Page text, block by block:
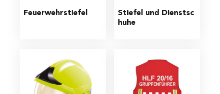
Feuerwehrstiefel
Stiefel und Dienstsc
huhe